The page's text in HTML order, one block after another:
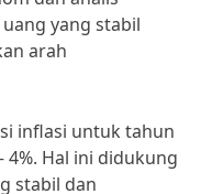
yang stabil
arah
inflasi untuk tahun
4%. Hal ini didukung
stabil dan